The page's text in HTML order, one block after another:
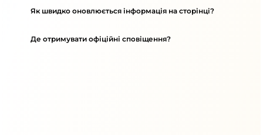
Як швидко оновлюється інформація на сторінці?
Де отримувати офіційні сповіщення?